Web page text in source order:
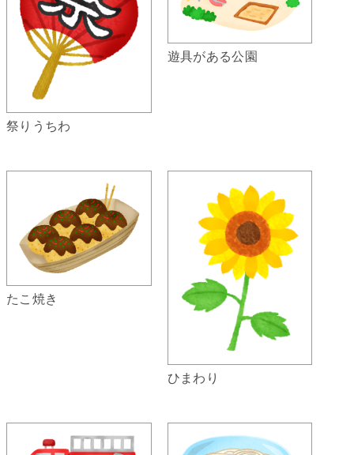
祭りうちわ
遊具がある公園
たこ焼き
ひまわり